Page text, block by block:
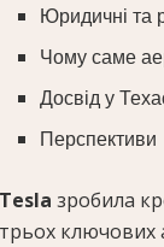
Юридичні та
Чому саме
Досвід у
Перспективи
Tesla зробила
трьох ключових